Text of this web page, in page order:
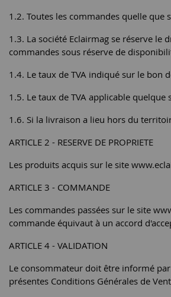
1.2. Toutes les commandes quelle que
1.3. La société Eclairmag se réserve
commandes sous réserve de
1.4. Le taux de TVA indiqué sur le bon
1.5. Le taux de TVA applicable
1.6. Si la livraison a lieu hors du
ARTICLE 2 - RESERVE DE PROPRIETE
Les produits acquis sur le site
ARTICLE 3 - COMMANDE
Les commandes passées sur le site
commande équivaut à un accord
ARTICLE 4 - VALIDATION
Le consommateur doit être informé
présentes Conditions Générales de